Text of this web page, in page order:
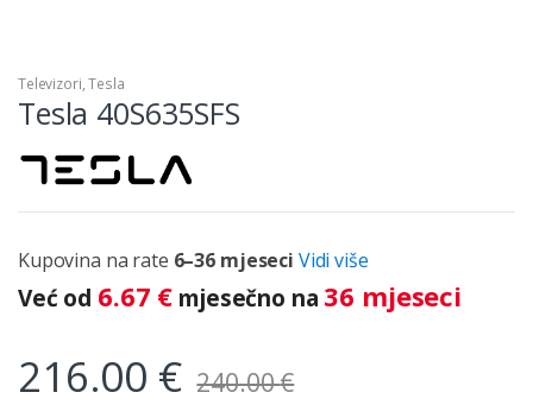
Televizori,Tesla
Tesla 40S635SFS
Kupovina na rate 6–36 mjeseci Vidi više
Već od 6.67 € mjesečno na 36 mjeseci
216.00 € 240.00€